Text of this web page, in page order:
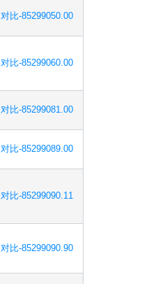
对比-85299050.00
对比-85299060.00
对比-85299081.00
对比-85299089.00
对比-85299090.11
对比-85299090.90